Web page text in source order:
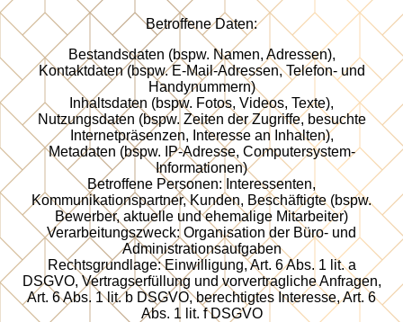
Betroffene Daten:
Bestandsdaten (bspw. Namen, Adressen),
Kontaktdaten (bspw. E-Mail-Adressen, Telefon- und
Handynummern)
Inhaltsdaten (bspw. Fotos, Videos, Texte),
Nutzungsdaten (bspw. Zeiten der Zugriffe, besuchte
Internetpräsenzen, Interesse an Inhalten),
Metadaten (bspw. IP-Adresse, Computersystem-
Informationen)
Betroffene Personen: Interessenten,
Kommunikationspartner, Kunden, Beschäftigte (bspw.
Bewerber, aktuelle und ehemalige Mitarbeiter)
Verarbeitungszweck: Organisation der Büro- und
Administrationsaufgaben
Rechtsgrundlage: Einwilligung, Art. 6 Abs. 1 lit. a
DSGVO, Vertragserfüllung und vorvertragliche Anfragen,
Art. 6 Abs. 1 lit. b DSGVO, berechtigtes Interesse, Art. 6
Abs. 1 lit. f DSGVO